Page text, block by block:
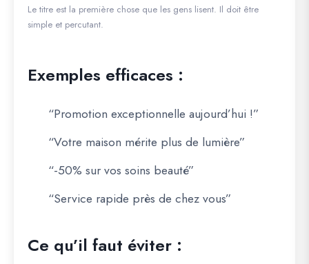
Le titre est la première chose que les gens lisent. Il doit être
simple et percutant.
Exemples efficaces :
“Promotion exceptionnelle aujourd’hui !”
“Votre maison mérite plus de lumière”
“-50% sur vos soins beauté”
“Service rapide près de chez vous”
Ce qu’il faut éviter :